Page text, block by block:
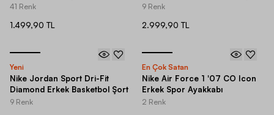
41 Renk
1.499,90 TL
9 Renk
2.999,90 TL
Yeni
Nike Jordan Sport Dri-Fit
Diamond Erkek Basketbol Şort
9 Renk
En Çok Satan
Nike Air Force 1 '07 CO Icon
Erkek Spor Ayakkabı
2 Renk